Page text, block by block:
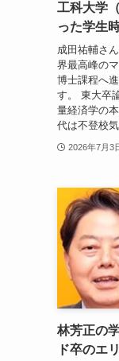
工科大学
った学生
成田祐輔さ
界最高峰の
博士課程へ
す。 東大卒
量経済学の
代は不登校
2026年7月3
林芳正の
ド卒のエ